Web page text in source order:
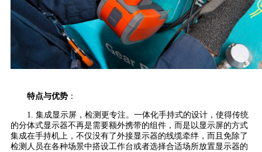
特点与优势 ：
1. 集成显示屏，检测更专注。一体化手持式的设计，使得传统
的分体式显示器不再是需要额外携带的组件，而是以显示屏的方式
集成在手持机上，不仅没有了外接显示器的线缆牵绊，而且免除了
检测人员在各种场景中搭设工作台或者选择合适场所放置显示器的